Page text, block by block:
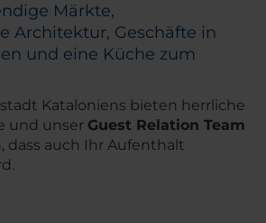
Märkte,
Architektur, Geschäfte in
und eine Küche zum
Kataloniens bieten herrliche
und unser Guest Relation Team
dass auch Ihr Aufenthalt